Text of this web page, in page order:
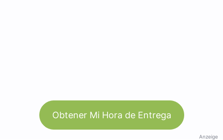
Obtener Mi Hora de Entrega
Anzeige